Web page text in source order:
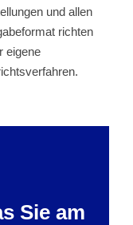
und allen
richten
eigene
Sie am